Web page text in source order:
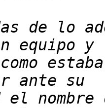
de lo
nombre